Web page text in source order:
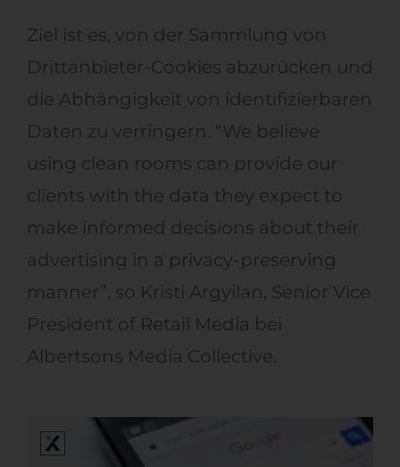
Ziel ist es, von der Sammlung von
Drittanbieter-Cookies abzurücken und
die Abhängigkeit von identifizierbaren
Daten zu verringern. “We believe
using clean rooms can provide our
clients with the data they expect to
make informed decisions about their
advertising in a privacy-preserving
manner”, so Kristi Argyilan, Senior Vice
President of Retail Media bei
Albertsons Media Collective.